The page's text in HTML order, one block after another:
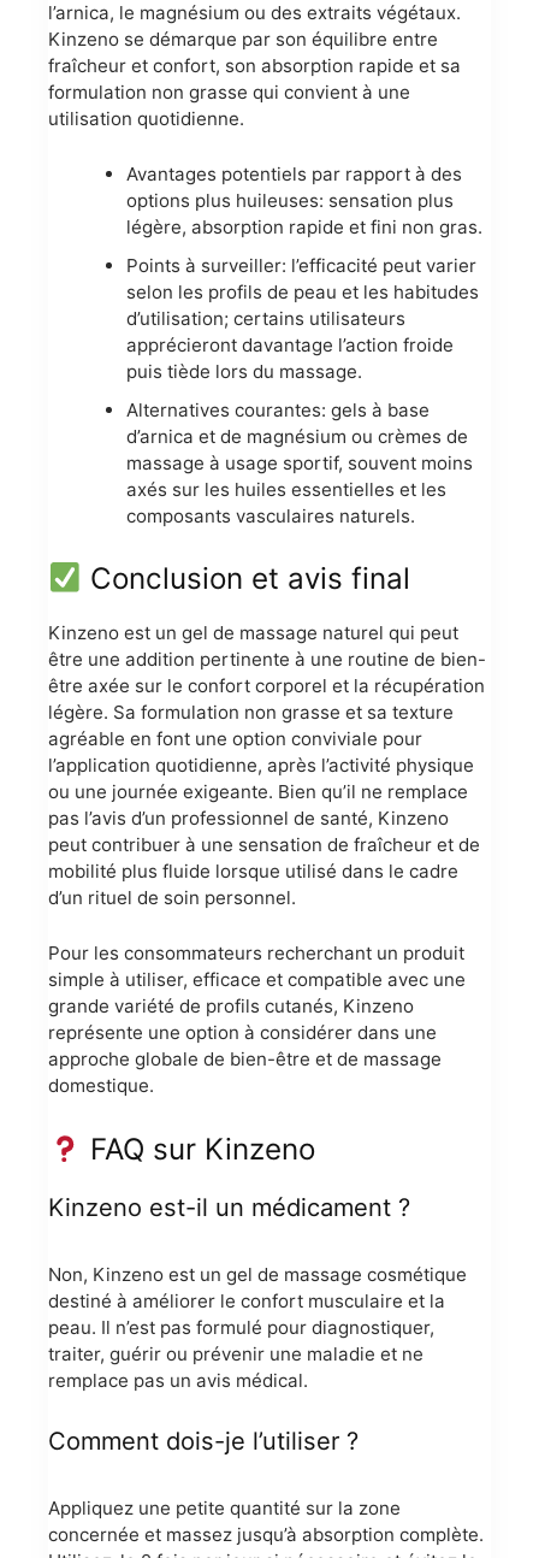
l’arnica, le magnésium ou des extraits végétaux.
Kinzeno se démarque par son équilibre entre
fraîcheur et confort, son absorption rapide et sa
formulation non grasse qui convient à une
utilisation quotidienne.
Avantages potentiels par rapport à des
options plus huileuses: sensation plus
légère, absorption rapide et fini non gras.
Points à surveiller: l’efficacité peut varier
selon les profils de peau et les habitudes
d’utilisation; certains utilisateurs
apprécieront davantage l’action froide
puis tiède lors du massage.
Alternatives courantes: gels à base
d’arnica et de magnésium ou crèmes de
massage à usage sportif, souvent moins
axés sur les huiles essentielles et les
composants vasculaires naturels.
Conclusion et avis final
Kinzeno est un gel de massage naturel qui peut
être une addition pertinente à une routine de bien-
être axée sur le confort corporel et la récupération
légère. Sa formulation non grasse et sa texture
agréable en font une option conviviale pour
l’application quotidienne, après l’activité physique
ou une journée exigeante. Bien qu’il ne remplace
pas l’avis d’un professionnel de santé, Kinzeno
peut contribuer à une sensation de fraîcheur et de
mobilité plus fluide lorsque utilisé dans le cadre
d’un rituel de soin personnel.
Pour les consommateurs recherchant un produit
simple à utiliser, efficace et compatible avec une
grande variété de profils cutanés, Kinzeno
représente une option à considérer dans une
approche globale de bien-être et de massage
domestique.
FAQ sur Kinzeno
Kinzeno est-il un médicament ?
Non, Kinzeno est un gel de massage cosmétique
destiné à améliorer le confort musculaire et la
peau. Il n’est pas formulé pour diagnostiquer,
traiter, guérir ou prévenir une maladie et ne
remplace pas un avis médical.
Comment dois-je l’utiliser ?
Appliquez une petite quantité sur la zone
concernée et massez jusqu’à absorption complète.